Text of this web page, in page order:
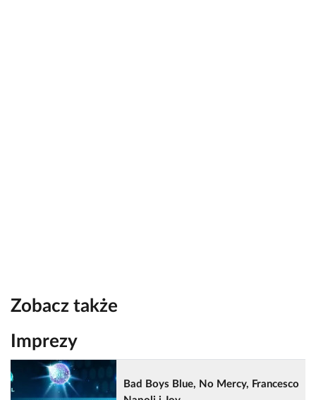
Zobacz także
Imprezy
Bad Boys Blue, No Mercy, Francesco